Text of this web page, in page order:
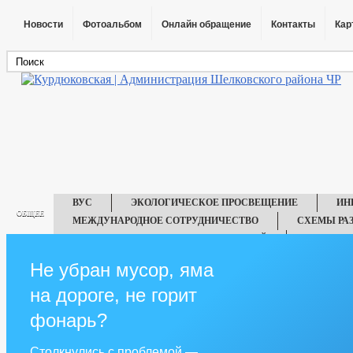
Новости Фотоальбом Онлайн обращение Контакты
ОБЩЕЕ
ВУС ЭКОЛОГИЧЕСКОЕ ПРОСВЕЩЕНИЕ
МЕЖДУНАРОДНОЕ СОТРУДНИЧЕСТВО
СХЕМЫ
ИНФОРМАЦИОННЫЕ СИСТЕМЫ, БАНКИ ДАННЫХ, РЕЕСТРЫ,
IT-ОПРОСЫ НАСЕЛЕНИЯ ПО ОЦЕНКЕ ДЕЯТЕЛЬНОСТИ
ПЕРЕЧЕНЬ ОБРАЗОВАТЕЛЬНЫХ УЧРЕЖДЕНИЙ,
САМООБЛОЖЕНИЕ ГРАЖДАН
СВЕДЕНИЯ О КАЧЕСТВЕ ПИТЬЕВОЙ ВОДЫ
Не убран мусор, яма
на дороге, не горит
фонарь?